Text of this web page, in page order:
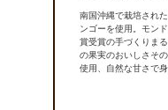
南国沖縄で栽培され
ンゴーを使用。モン
賞受賞の手づくりま
の果実のおいしさそ
使用、自然な甘さで身